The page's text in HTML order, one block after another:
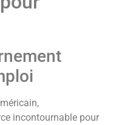
incontournable pour